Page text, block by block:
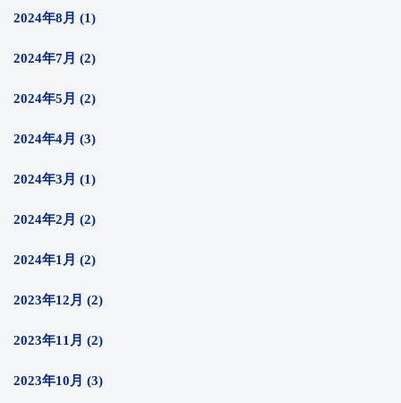
2024年8月 (1)
2024年7月 (2)
2024年5月 (2)
2024年4月 (3)
2024年3月 (1)
2024年2月 (2)
2024年1月 (2)
2023年12月 (2)
2023年11月 (2)
2023年10月 (3)